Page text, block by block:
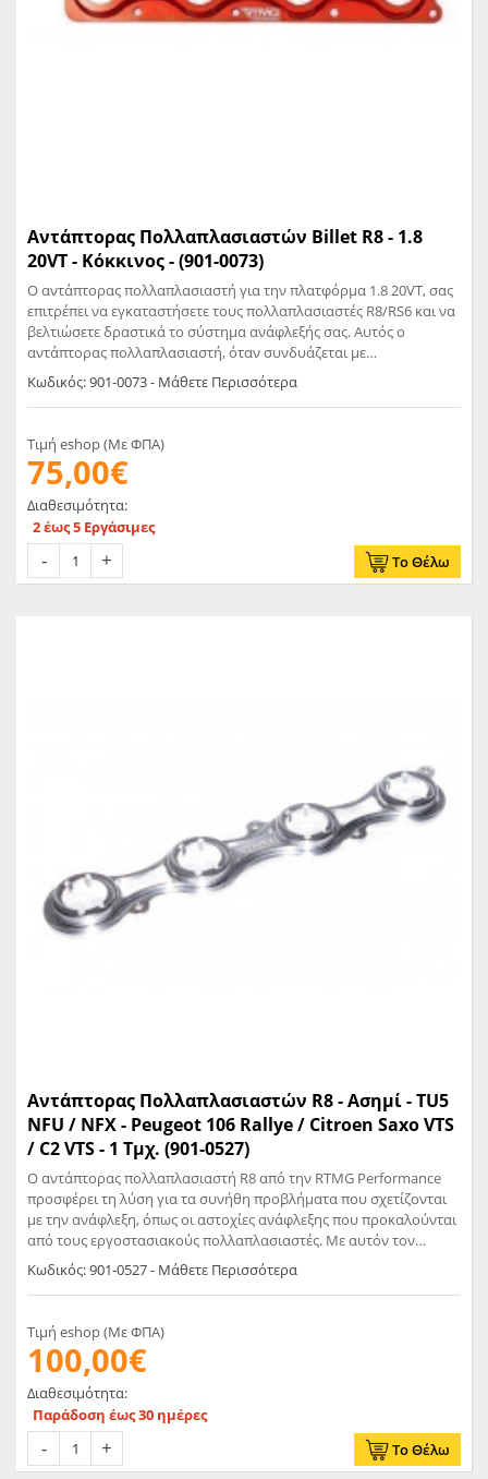
Αντάπτορας Πολλαπλασιαστών Billet R8 - 1.8
20VT - Κόκκινος - (901-0073)
Ο αντάπτορας πολλαπλασιαστή για την πλατφόρμα 1.8 20VT, σας
επιτρέπει να εγκαταστήσετε τους πολλαπλασιαστές R8/RS6 και να
βελτιώσετε δραστικά το σύστημα ανάφλεξής σας. Αυτός ο
αντάπτορας πολλαπλασιαστή, όταν συνδυάζεται με
πολλαπλασιαστές R8, έχει δοκιμαστεί εκτενώς στο dragster Ibiza
μας και σε χιλιάδες άλλους κινητήρες, επιλύοντας τα προβλήματα
αστοχίας και παρέχοντας αξιόπιστη σπίθα σε εφαρμογές δρόμου
ή αγώνων. Παρέχεται έτοιμος με βίδες τοποθέτησης. Συνδυάστε
τον με πολλαπλασιαστές NGK U5014
Κωδικός: 901-0073 - Μάθετε Περισσότερα
Τιμή eshop (Με ΦΠΑ)
75,00€
Διαθεσιμότητα:
2 έως 5 Εργάσιμες
Το Θέλω
Αντάπτορας Πολλαπλασιαστών R8 - Ασημί - TU5
NFU / NFX - Peugeot 106 Rallye / Citroen Saxo VTS
/ C2 VTS - 1 Τμχ. (901-0527)
Ο αντάπτορας πολλαπλασιαστή R8 από την RTMG Performance
προσφέρει τη λύση για τα συνήθη προβλήματα που σχετίζονται
με την ανάφλεξη, όπως οι αστοχίες ανάφλεξης που προκαλούνται
από τους εργοστασιακούς πολλαπλασιαστές. Με αυτόν τον
αντάπτορα πολλαπλασιαστή από billet, μπορείτε να
εγκαταστήσετε τους πολλαπλασιαστές R8/RS6 που είναι
ψηλότεροι από τους εργοστασιακούς και έτσι χρειάζονται
αντάπτορα για σωστή τοποθέτηση. Οι πολλαπλασιαστές NGK R8
έχουν δοκιμαστεί εκτενώς στα dragster projects μας και σε
χιλιάδες κινητήρες της VW AG, χωρίς προβλήματα ανάφλεξης,
επιλύοντας το πρόβλημα αστοχίας ακόμη και στις πιο απαιτητικές
ρυθμίσεις. Αυτό το κιτ συνιστάται για την πλειονότητα των
εφαρμογών υψηλής απόδοσης. Δεδομένου ότι πρόκειται για
υψηλής ποιότητας OEM μέρη, εξασφαλίζεται η μακροζωία και η
αξιοπιστία. Ο αντάπτορας πολλαπλασιαστή παρέχεται πλήρης με
Κωδικός: 901-0527 - Μάθετε Περισσότερα
Τιμή eshop (Με ΦΠΑ)
100,00€
Διαθεσιμότητα:
Παράδοση έως 30 ημέρες
Το Θέλω